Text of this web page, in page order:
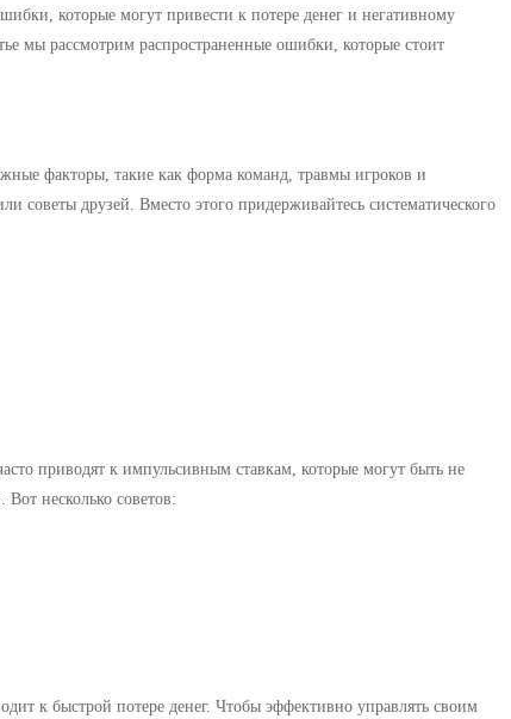
которые могут привести к потере денег и негативному
мы рассмотрим распространенные ошибки, которые стоит
факторы, такие как форма команд, травмы игроков и
советы друзей. Вместо этого придерживайтесь систематического
приводят к импульсивным ставкам, которые могут быть не
несколько советов:
к быстрой потере денег. Чтобы эффективно управлять своим